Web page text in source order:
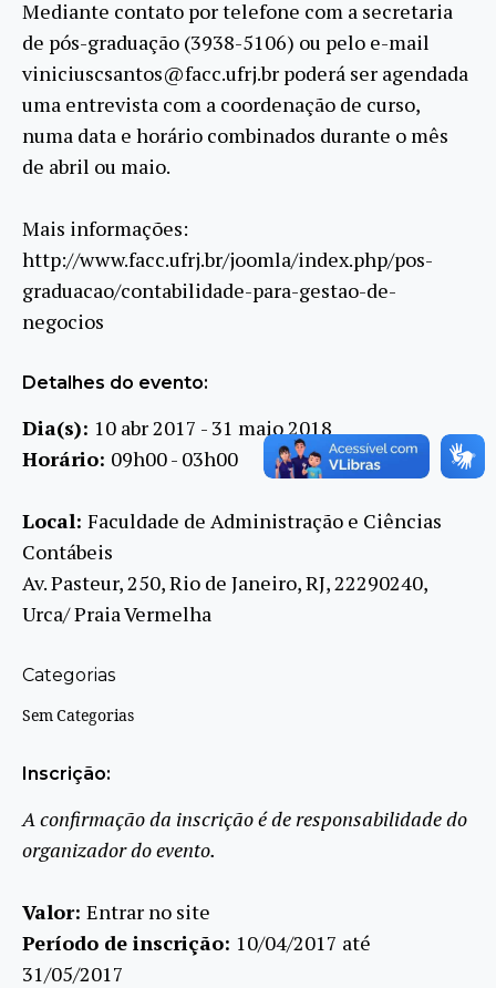
Mediante contato por telefone com a secretaria
de pós-graduação (3938-5106) ou pelo e-mail
viniciuscsantos@facc.ufrj.br poderá ser agendada
uma entrevista com a coordenação de curso,
numa data e horário combinados durante o mês
de abril ou maio.
Mais informações:
http://www.facc.ufrj.br/joomla/index.php/pos-
graduacao/contabilidade-para-gestao-de-
negocios
Detalhes do evento:
Dia(s): 10 abr 2017 - 31 maio 2018
Horário: 09h00 - 03h00
Local: Faculdade de Administração e Ciências
Contábeis
Av. Pasteur, 250, Rio de Janeiro, RJ, 22290240,
Urca/ Praia Vermelha
Categorias
Sem Categorias
Inscrição:
A confirmação da inscrição é de responsabilidade do
organizador do evento.
Valor: Entrar no site
Período de inscrição: 10/04/2017 até
31/05/2017